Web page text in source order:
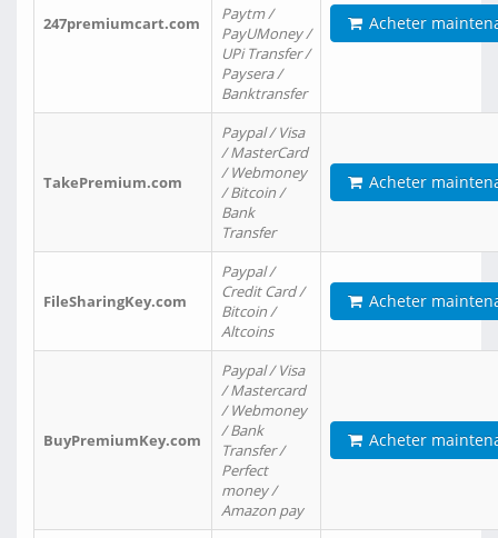
247premiumcart.com
Paytm /
PayUMoney /
UPi Transfer /
Paysera /
Banktransfer
Acheter
TakePremium.com
Paypal / Visa
/ MasterCard
/ Webmoney
/ Bitcoin /
Bank
Transfer
Acheter
FileSharingKey.com
Paypal /
Credit Card /
Bitcoin /
Altcoins
Acheter
BuyPremiumKey.com
Paypal / Visa
/ Mastercard
/ Webmoney
/ Bank
Transfer /
Perfect
money /
Amazon pay
Acheter